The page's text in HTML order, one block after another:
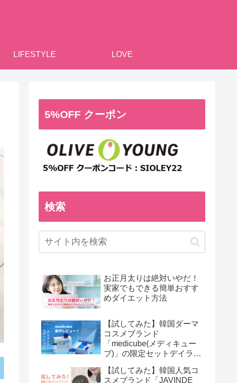
LIFESTYLE LOVE
5%OFF クーポン
検索
お正月太りは絶対いやだ！
実家でもできる簡単おすす
めダイエット方法
【試してみた】韓国ダーマ
コスメブランド
「medicube(メディキュー
ブ)」の限定セットデイライ
【試してみた】韓国人気コ
スメブランド「JAVINDE